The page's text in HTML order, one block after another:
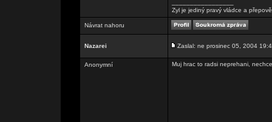
Zyl je jediný pravý vládce a
Návrat nahoru
Nazarei Zaslal: ne prosinec 05, 2004
Anonymní Muj hrac to radsi neprehani,